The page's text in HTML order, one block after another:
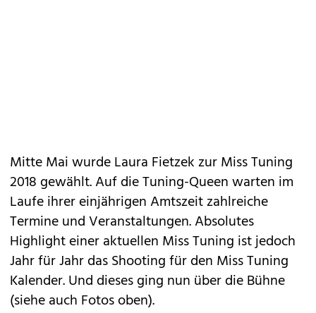
Mitte Mai wurdeLaura Fietzek zur Miss Tuning
2018gewählt. Auf die Tuning-Queen warten im
Laufe ihrer einjährigen Amtszeit zahlreiche
Termine und Veranstaltungen. Absolutes
Highlight einer aktuellen Miss Tuning ist jedoch
Jahr für Jahr das Shooting für den Miss Tuning
Kalender. Und dieses ging nun über die Bühne
(siehe auch Fotos oben).